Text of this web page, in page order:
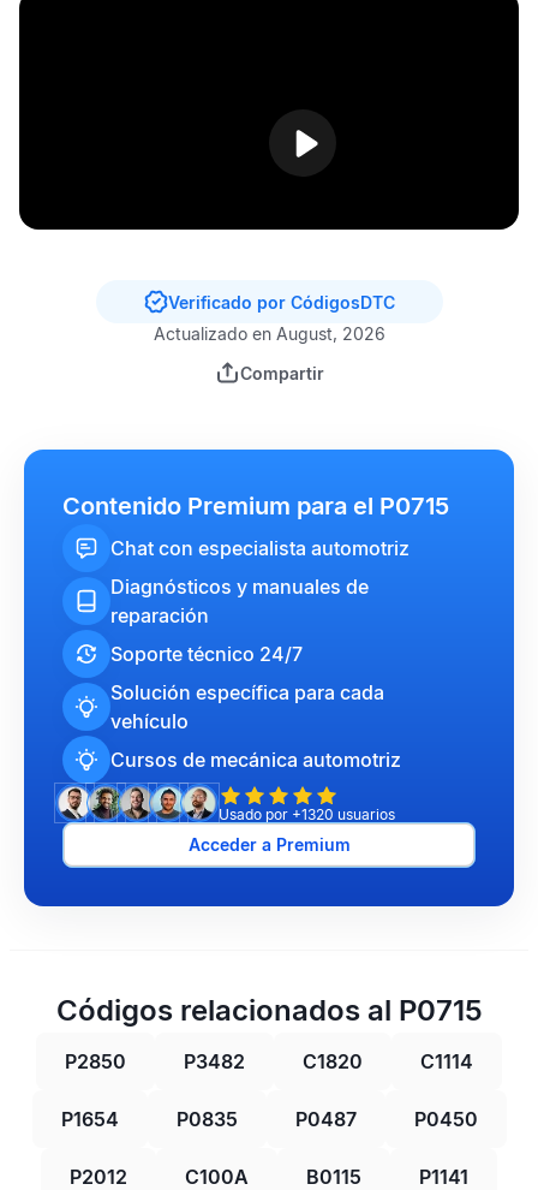
Verificado por CódigosDTC
Actualizado en August, 2026
Compartir
Contenido Premium para el P0715
Chat con especialista automotriz
Diagnósticos y manuales de
reparación
Soporte técnico 24/7
Solución específica para cada
vehículo
Cursos de mecánica automotriz
Usado por +1320 usuarios
Acceder a Premium
Códigos relacionados al P0715
P2850 P3482 C1820 C1114
P1654 P0835 P0487 P0450
P2012 C100A B0115 P1141